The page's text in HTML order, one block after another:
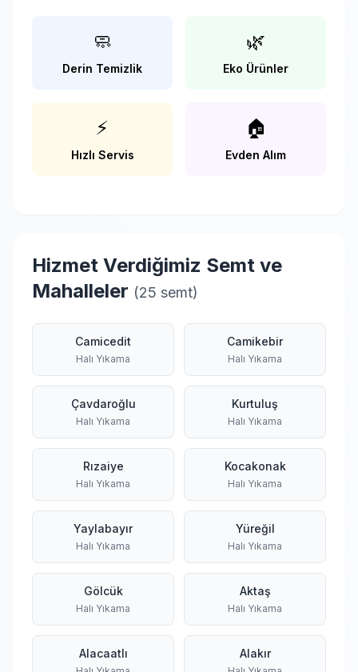
🧼
Derin Temizlik
🌿
Eko Ürünler
⚡
Hızlı Servis
🏠
Evden Alım
Hizmet Verdiğimiz Semt ve
Mahalleler (25 semt)
Camicedit
Halı Yıkama
Camikebir
Halı Yıkama
Çavdaroğlu
Halı Yıkama
Kurtuluş
Halı Yıkama
Rızaiye
Halı Yıkama
Kocakonak
Halı Yıkama
Yaylabayır
Halı Yıkama
Yüreğil
Halı Yıkama
Gölcük
Halı Yıkama
Aktaş
Halı Yıkama
Alacaatlı Alakır